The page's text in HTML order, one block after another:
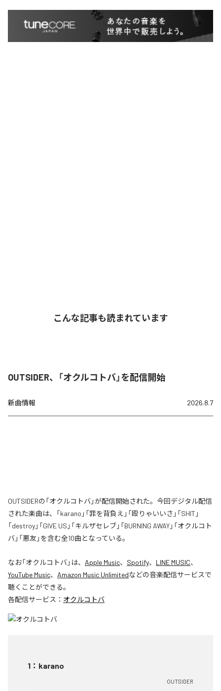
こんな記事も読まれています
OUTSIDER、「オクルコトバ」を配信開始
新曲情報 2026.8.7
OUTSIDERの「オクルコトバ」が配信開始された。今回デジタル配信
された楽曲は、「karano」「罪を背負え」「殴りゃいいさ」「SHIT」
「destroy」「GIVE US」「キルザセレブ」「BURNING AWAY」「オクルコト
バ」「悪友」を含む全10曲となっている。
なお「オクルコトバ」は、 Apple Music、 Spotify、 LINE MUSIC、
YouTube Music、 Amazon Music Unlimitedなどの音楽配信サービスで
聴くことができる。
各配信サービス： オクルコトバ
1 ： karano
OUTSIDER